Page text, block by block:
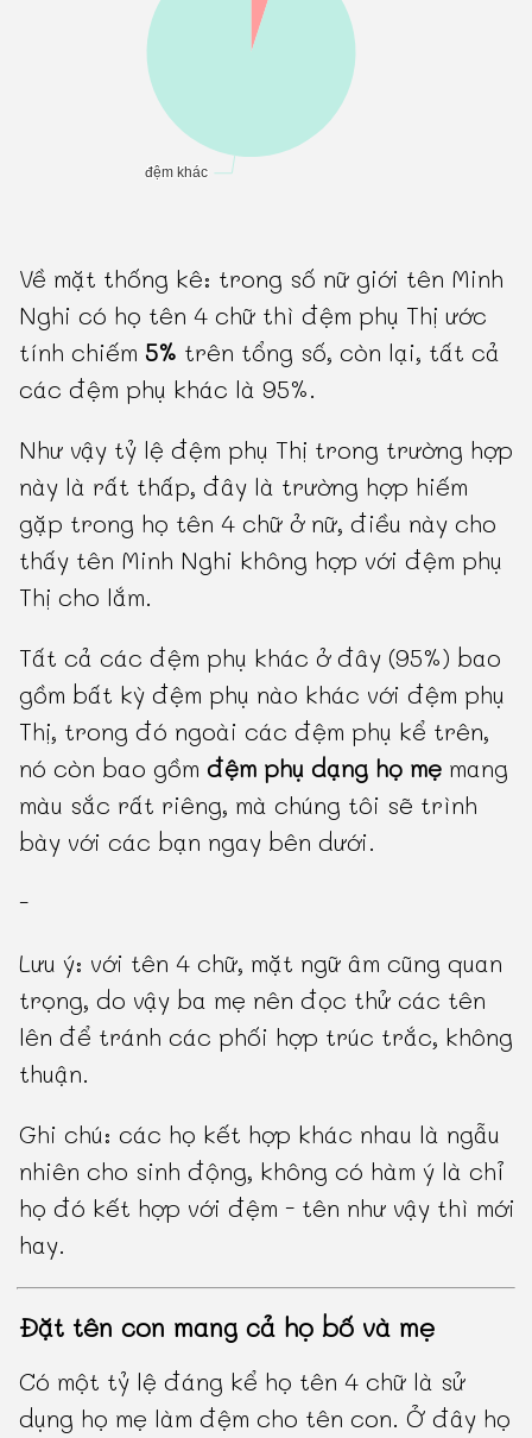
Về mặt thống kê: trong số nữ giới tên Minh
Nghi có họ tên 4 chữ thì đệm phụ Thị ước
tính chiếm 5% trên tổng số, còn lại, tất cả
các đệm phụ khác là 95%.
Như vậy tỷ lệ đệm phụ Thị trong trường hợp
này là rất thấp, đây là trường hợp hiếm
gặp trong họ tên 4 chữ ở nữ, điều này cho
thấy tên Minh Nghi không hợp với đệm phụ
Thị cho lắm.
Tất cả các đệm phụ khác ở đây (95%) bao
gồm bất kỳ đệm phụ nào khác với đệm phụ
Thị, trong đó ngoài các đệm phụ kể trên,
nó còn bao gồmđệm phụ dạng họ mẹ mang
màu sắc rất riêng, mà chúng tôi sẽ trình
bày với các bạn ngay bên dưới.
-
Lưu ý: với tên 4 chữ, mặt ngữ âm cũng quan
trọng, do vậy ba mẹ nên đọc thử các tên
lên để tránh các phối hợp trúc trắc, không
thuận.
Ghi chú: các họ kết hợp khác nhau là ngẫu
nhiên cho sinh động, không có hàm ý là chỉ
họ đó kết hợp với đệm - tên như vậy thì mới
hay.
Đặt tên con mang cả họ bố và mẹ
Có một tỷ lệ đáng kể họ tên 4 chữ là sử
dụng họ mẹ làm đệm cho tên con. Ở đây họ